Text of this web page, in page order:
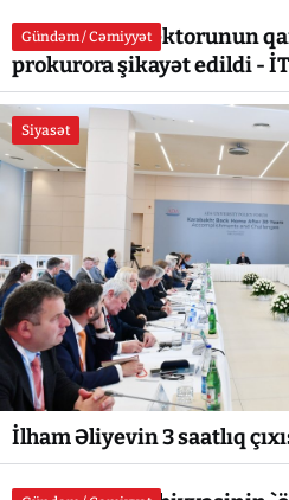
Gündəm / Cəmiyyət
Xəstəxana direktorunun
prokurora şikayət edildi -
Siyasət
İlham Əliyevin 3 saatlıq